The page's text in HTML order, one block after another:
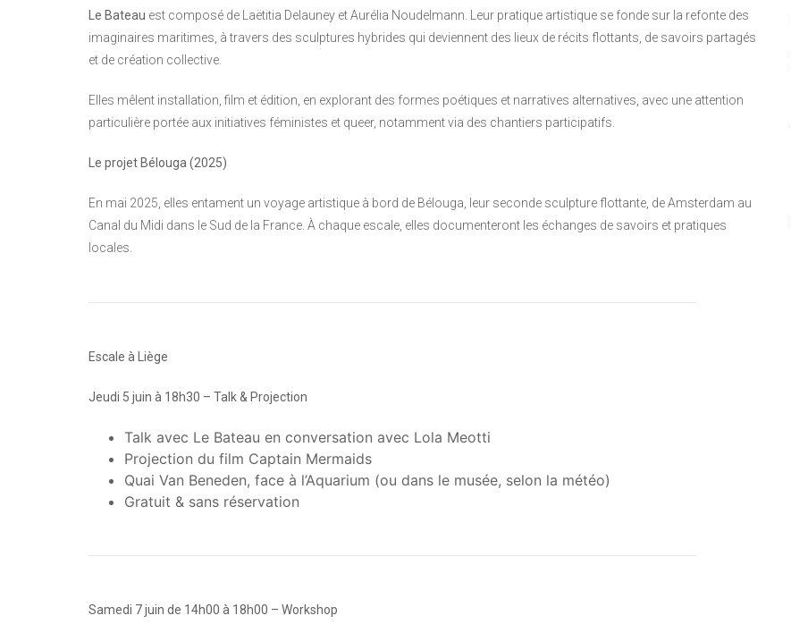
Le Bateau est composé de Laëtitia Delauney et Aurélia Noudelmann. Leur pratique artistique se fonde sur la refonte des
imaginaires maritimes, à travers des sculptures hybrides qui deviennent des lieux de récits flottants, de savoirs partagés
et de création collective.
Elles mêlent installation, film et édition, en explorant des formes poétiques et narratives alternatives, avec une attention
particulière portée aux initiatives féministes et queer, notamment via des chantiers participatifs.
Le projet Bélouga (2025)
En mai 2025, elles entament un voyage artistique à bord de Bélouga, leur seconde sculpture flottante, de Amsterdam au
Canal du Midi dans le Sud de la France. À chaque escale, elles documenteront les échanges de savoirs et pratiques
locales.
Escale à Liège
Jeudi 5 juin à 18h30 – Talk & Projection
Talk avec Le Bateau en conversation avec Lola Meotti
Projection du film Captain Mermaids
Quai Van Beneden, face à l’Aquarium (ou dans le musée, selon la météo)
Gratuit & sans réservation
Samedi 7 juin de 14h00 à 18h00 – Workshop